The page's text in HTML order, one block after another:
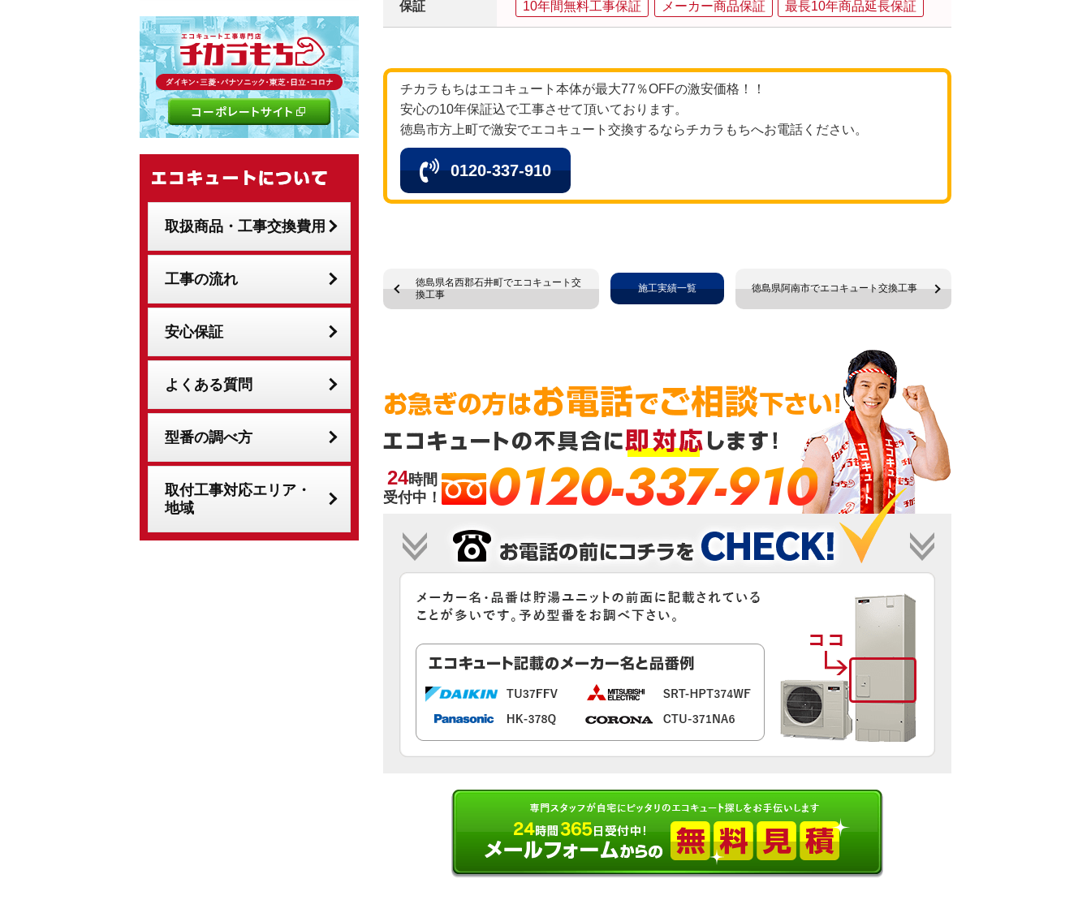
保証 10年間無料工事保証 メーカー商品保証 最長10年商品延長保証
チカラもちはエコキュート本体が最大77％OFFの激安価格！！
安心の10年保証込で工事させて頂いております。
徳島市方上町で激安でエコキュート交換するならチカラもちへお電話ください。
0120-337-910
徳島県名西郡石井町でエコキュート交
換工事
徳島県阿南市でエコキュート交換工事
施工実績一覧
24時間
受付中！
0120-337-910
取扱商品・工事交換費用
工事の流れ
安心保証
よくある質問
型番の調べ方
取付工事対応エリア・
地域